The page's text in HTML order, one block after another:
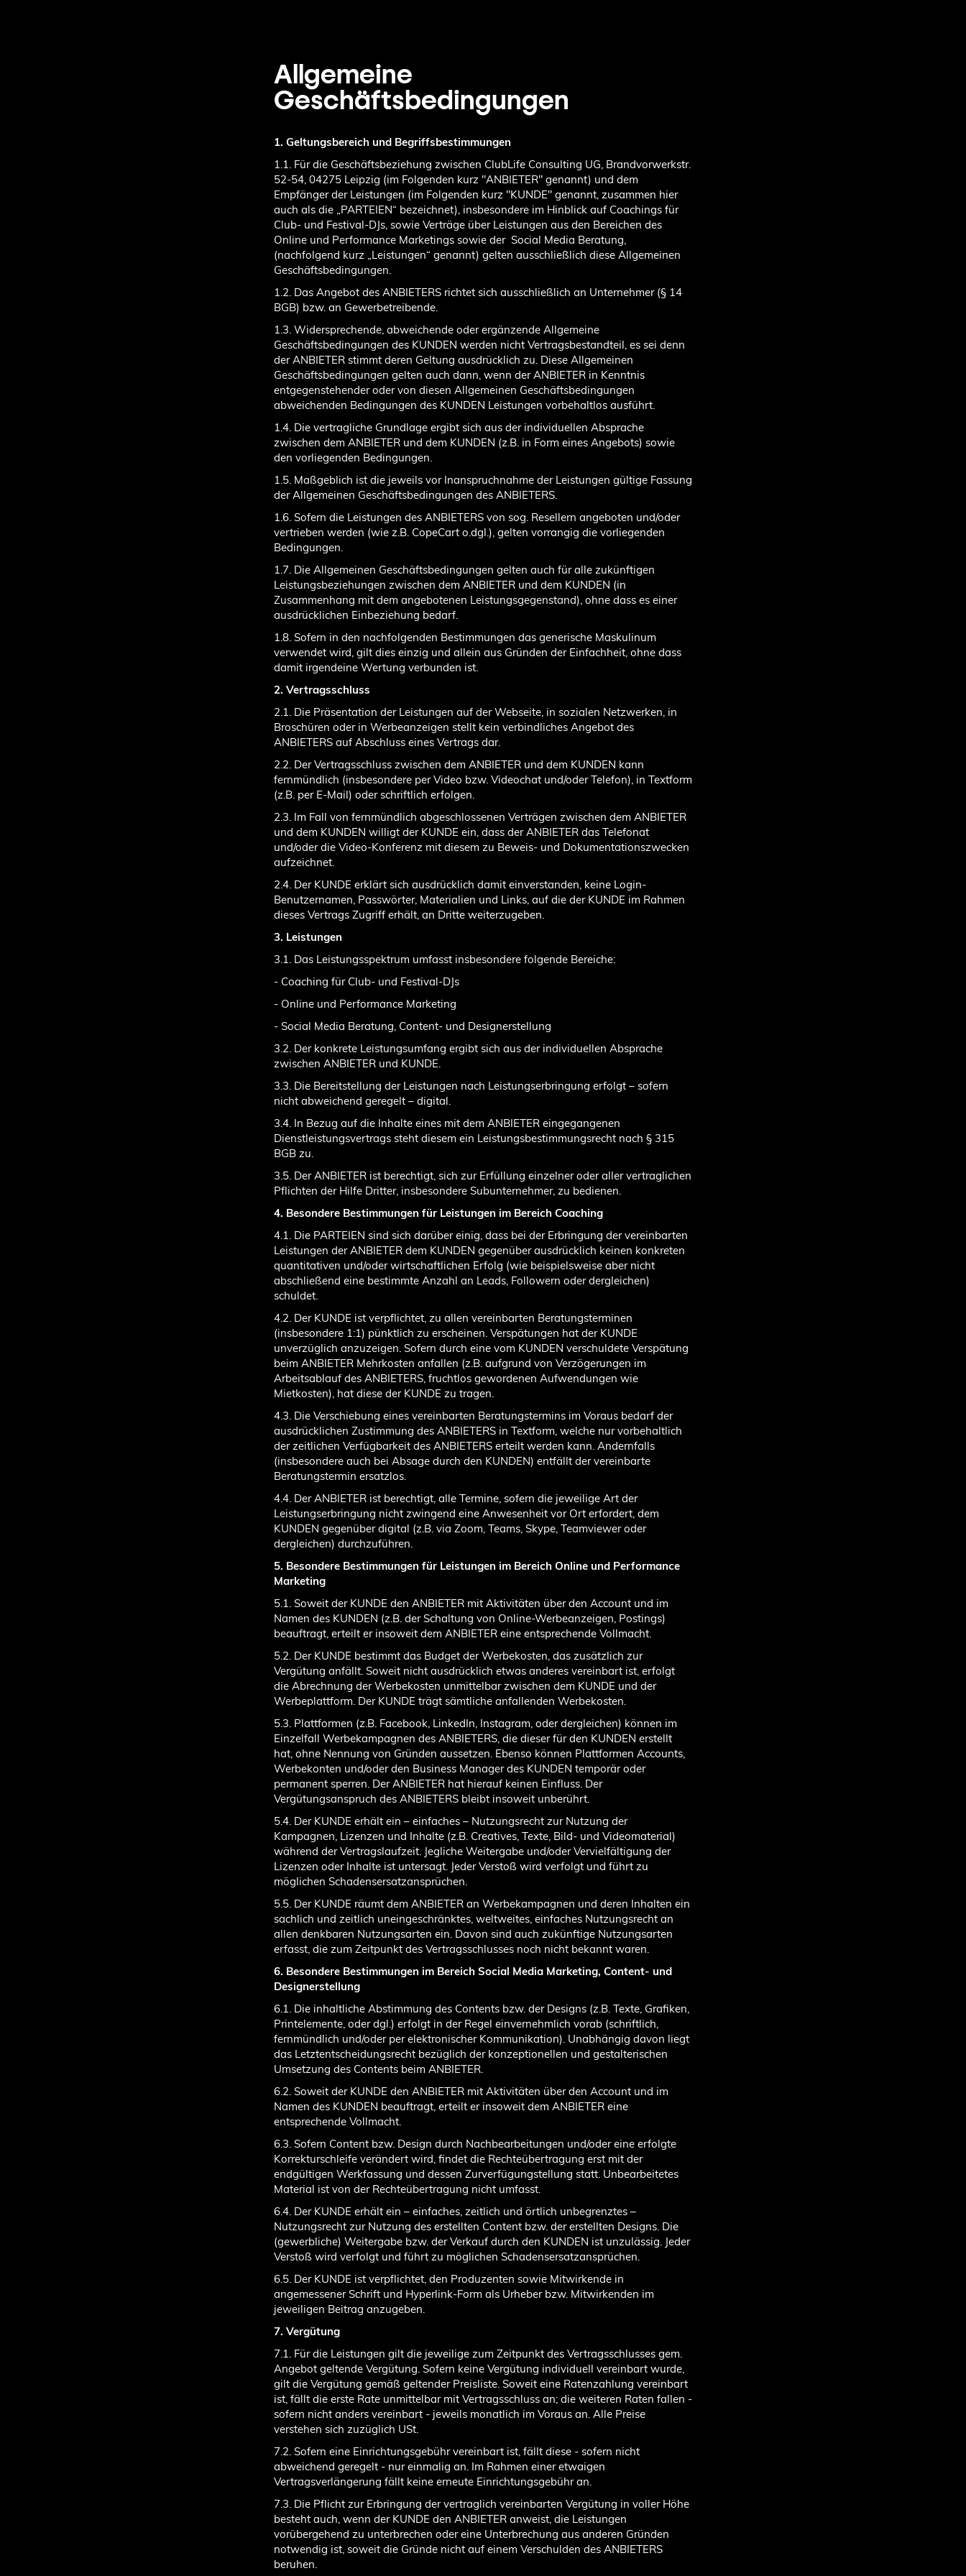
Allgemeine
Geschäftsbedingungen
1. Geltungsbereich und Begriffsbestimmungen
1.1. Für die Geschäftsbeziehung zwischen ClubLife Consulting UG, Brandvorwerkstr.
52-54, 04275 Leipzig (im Folgenden kurz "ANBIETER" genannt) und dem
Empfänger der Leistungen (im Folgenden kurz "KUNDE" genannt, zusammen hier
auch als die „PARTEIEN“ bezeichnet), insbesondere im Hinblick auf Coachings für
Club- und Festival-DJs, sowie Verträge über Leistungen aus den Bereichen des
Online und Performance Marketings sowie der Social Media Beratung,
(nachfolgend kurz „Leistungen“ genannt) gelten ausschließlich diese Allgemeinen
Geschäftsbedingungen.
1.2. Das Angebot des ANBIETERS richtet sich ausschließlich an Unternehmer (§ 14
BGB) bzw. an Gewerbetreibende.
1.3. Widersprechende, abweichende oder ergänzende Allgemeine
Geschäftsbedingungen des KUNDEN werden nicht Vertragsbestandteil, es sei denn
der ANBIETER stimmt deren Geltung ausdrücklich zu. Diese Allgemeinen
Geschäftsbedingungen gelten auch dann, wenn der ANBIETER in Kenntnis
entgegenstehender oder von diesen Allgemeinen Geschäftsbedingungen
abweichenden Bedingungen des KUNDEN Leistungen vorbehaltlos ausführt.
1.4. Die vertragliche Grundlage ergibt sich aus der individuellen Absprache
zwischen dem ANBIETER und dem KUNDEN (z.B. in Form eines Angebots) sowie
den vorliegenden Bedingungen.
1.5. Maßgeblich ist die jeweils vor Inanspruchnahme der Leistungen gültige Fassung
der Allgemeinen Geschäftsbedingungen des ANBIETERS.
1.6. Sofern die Leistungen des ANBIETERS von sog. Resellern angeboten und/oder
vertrieben werden (wie z.B. CopeCart o.dgl.), gelten vorrangig die vorliegenden
Bedingungen.
1.7. Die Allgemeinen Geschäftsbedingungen gelten auch für alle zukünftigen
Leistungsbeziehungen zwischen dem ANBIETER und dem KUNDEN (in
Zusammenhang mit dem angebotenen Leistungsgegenstand), ohne dass es einer
ausdrücklichen Einbeziehung bedarf.
1.8. Sofern in den nachfolgenden Bestimmungen das generische Maskulinum
verwendet wird, gilt dies einzig und allein aus Gründen der Einfachheit, ohne dass
damit irgendeine Wertung verbunden ist.
2. Vertragsschluss
2.1. Die Präsentation der Leistungen auf der Webseite, in sozialen Netzwerken, in
Broschüren oder in Werbeanzeigen stellt kein verbindliches Angebot des
ANBIETERS auf Abschluss eines Vertrags dar.
2.2. Der Vertragsschluss zwischen dem ANBIETER und dem KUNDEN kann
fernmündlich (insbesondere per Video bzw. Videochat und/oder Telefon), in Textform
(z.B. per E-Mail) oder schriftlich erfolgen.
2.3. Im Fall von fernmündlich abgeschlossenen Verträgen zwischen dem ANBIETER
und dem KUNDEN willigt der KUNDE ein, dass der ANBIETER das Telefonat
und/oder die Video-Konferenz mit diesem zu Beweis- und Dokumentationszwecken
aufzeichnet.
2.4. Der KUNDE erklärt sich ausdrücklich damit einverstanden, keine Login-
Benutzernamen, Passwörter, Materialien und Links, auf die der KUNDE im Rahmen
dieses Vertrags Zugriff erhält, an Dritte weiterzugeben.
3. Leistungen
3.1. Das Leistungsspektrum umfasst insbesondere folgende Bereiche:
- Coaching für Club- und Festival-DJs
- Online und Performance Marketing
- Social Media Beratung, Content- und Designerstellung
3.2. Der konkrete Leistungsumfang ergibt sich aus der individuellen Absprache
zwischen ANBIETER und KUNDE.
3.3. Die Bereitstellung der Leistungen nach Leistungserbringung erfolgt – sofern
nicht abweichend geregelt – digital.
3.4. In Bezug auf die Inhalte eines mit dem ANBIETER eingegangenen
Dienstleistungsvertrags steht diesem ein Leistungsbestimmungsrecht nach § 315
BGB zu.
3.5. Der ANBIETER ist berechtigt, sich zur Erfüllung einzelner oder aller vertraglichen
Pflichten der Hilfe Dritter, insbesondere Subunternehmer, zu bedienen.
4. Besondere Bestimmungen für Leistungen im Bereich Coaching
4.1. Die PARTEIEN sind sich darüber einig, dass bei der Erbringung der vereinbarten
Leistungen der ANBIETER dem KUNDEN gegenüber ausdrücklich keinen konkreten
quantitativen und/oder wirtschaftlichen Erfolg (wie beispielsweise aber nicht
abschließend eine bestimmte Anzahl an Leads, Followern oder dergleichen)
schuldet.
4.2. Der KUNDE ist verpflichtet, zu allen vereinbarten Beratungsterminen
(insbesondere 1:1) pünktlich zu erscheinen. Verspätungen hat der KUNDE
unverzüglich anzuzeigen. Sofern durch eine vom KUNDEN verschuldete Verspätung
beim ANBIETER Mehrkosten anfallen (z.B. aufgrund von Verzögerungen im
Arbeitsablauf des ANBIETERS, fruchtlos gewordenen Aufwendungen wie
Mietkosten), hat diese der KUNDE zu tragen.
4.3. Die Verschiebung eines vereinbarten Beratungstermins im Voraus bedarf der
ausdrücklichen Zustimmung des ANBIETERS in Textform, welche nur vorbehaltlich
der zeitlichen Verfügbarkeit des ANBIETERS erteilt werden kann. Andernfalls
(insbesondere auch bei Absage durch den KUNDEN) entfällt der vereinbarte
Beratungstermin ersatzlos.
4.4. Der ANBIETER ist berechtigt, alle Termine, sofern die jeweilige Art der
Leistungserbringung nicht zwingend eine Anwesenheit vor Ort erfordert, dem
KUNDEN gegenüber digital (z.B. via Zoom, Teams, Skype, Teamviewer oder
dergleichen) durchzuführen.
5. Besondere Bestimmungen für Leistungen im Bereich Online und Performance
Marketing
5.1. Soweit der KUNDE den ANBIETER mit Aktivitäten über den Account und im
Namen des KUNDEN (z.B. der Schaltung von Online-Werbeanzeigen, Postings)
beauftragt, erteilt er insoweit dem ANBIETER eine entsprechende Vollmacht.
5.2. Der KUNDE bestimmt das Budget der Werbekosten, das zusätzlich zur
Vergütung anfällt. Soweit nicht ausdrücklich etwas anderes vereinbart ist, erfolgt
die Abrechnung der Werbekosten unmittelbar zwischen dem KUNDE und der
Werbeplattform. Der KUNDE trägt sämtliche anfallenden Werbekosten.
5.3. Plattformen (z.B. Facebook, LinkedIn, Instagram, oder dergleichen) können im
Einzelfall Werbekampagnen des ANBIETERS, die dieser für den KUNDEN erstellt
hat, ohne Nennung von Gründen aussetzen. Ebenso können Plattformen Accounts,
Werbekonten und/oder den Business Manager des KUNDEN temporär oder
permanent sperren. Der ANBIETER hat hierauf keinen Einfluss. Der
Vergütungsanspruch des ANBIETERS bleibt insoweit unberührt.
5.4. Der KUNDE erhält ein – einfaches – Nutzungsrecht zur Nutzung der
Kampagnen, Lizenzen und Inhalte (z.B. Creatives, Texte, Bild- und Videomaterial)
während der Vertragslaufzeit. Jegliche Weitergabe und/oder Vervielfältigung der
Lizenzen oder Inhalte ist untersagt. Jeder Verstoß wird verfolgt und führt zu
möglichen Schadensersatzansprüchen.
5.5. Der KUNDE räumt dem ANBIETER an Werbekampagnen und deren Inhalten ein
sachlich und zeitlich uneingeschränktes, weltweites, einfaches Nutzungsrecht an
allen denkbaren Nutzungsarten ein. Davon sind auch zukünftige Nutzungsarten
erfasst, die zum Zeitpunkt des Vertragsschlusses noch nicht bekannt waren.
6. Besondere Bestimmungen im Bereich Social Media Marketing, Content- und
Designerstellung
6.1. Die inhaltliche Abstimmung des Contents bzw. der Designs (z.B. Texte, Grafiken,
Printelemente, oder dgl.) erfolgt in der Regel einvernehmlich vorab (schriftlich,
fernmündlich und/oder per elektronischer Kommunikation). Unabhängig davon liegt
das Letztentscheidungsrecht bezüglich der konzeptionellen und gestalterischen
Umsetzung des Contents beim ANBIETER.
6.2. Soweit der KUNDE den ANBIETER mit Aktivitäten über den Account und im
Namen des KUNDEN beauftragt, erteilt er insoweit dem ANBIETER eine
entsprechende Vollmacht.
6.3. Sofern Content bzw. Design durch Nachbearbeitungen und/oder eine erfolgte
Korrekturschleife verändert wird, findet die Rechteübertragung erst mit der
endgültigen Werkfassung und dessen Zurverfügungstellung statt. Unbearbeitetes
Material ist von der Rechteübertragung nicht umfasst.
6.4. Der KUNDE erhält ein – einfaches, zeitlich und örtlich unbegrenztes –
Nutzungsrecht zur Nutzung des erstellten Content bzw. der erstellten Designs. Die
(gewerbliche) Weitergabe bzw. der Verkauf durch den KUNDEN ist unzulässig. Jeder
Verstoß wird verfolgt und führt zu möglichen Schadensersatzansprüchen.
6.5. Der KUNDE ist verpflichtet, den Produzenten sowie Mitwirkende in
angemessener Schrift und Hyperlink-Form als Urheber bzw. Mitwirkenden im
jeweiligen Beitrag anzugeben.
7. Vergütung
7.1. Für die Leistungen gilt die jeweilige zum Zeitpunkt des Vertragsschlusses gem.
Angebot geltende Vergütung. Sofern keine Vergütung individuell vereinbart wurde,
gilt die Vergütung gemäß geltender Preisliste. Soweit eine Ratenzahlung vereinbart
ist, fällt die erste Rate unmittelbar mit Vertragsschluss an; die weiteren Raten fallen -
sofern nicht anders vereinbart - jeweils monatlich im Voraus an. Alle Preise
verstehen sich zuzüglich USt.
7.2. Sofern eine Einrichtungsgebühr vereinbart ist, fällt diese - sofern nicht
abweichend geregelt - nur einmalig an. Im Rahmen einer etwaigen
Vertragsverlängerung fällt keine erneute Einrichtungsgebühr an.
7.3. Die Pflicht zur Erbringung der vertraglich vereinbarten Vergütung in voller Höhe
besteht auch, wenn der KUNDE den ANBIETER anweist, die Leistungen
vorübergehend zu unterbrechen oder eine Unterbrechung aus anderen Gründen
notwendig ist, soweit die Gründe nicht auf einem Verschulden des ANBIETERS
beruhen.